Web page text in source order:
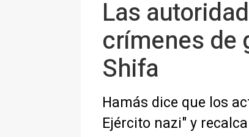
Las
crímenes de
Shifa
Hamás dice que los
Ejército nazi" y